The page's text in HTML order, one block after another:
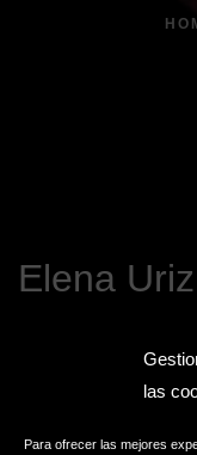
las
Para ofrecer las mejores
Elena Uriz